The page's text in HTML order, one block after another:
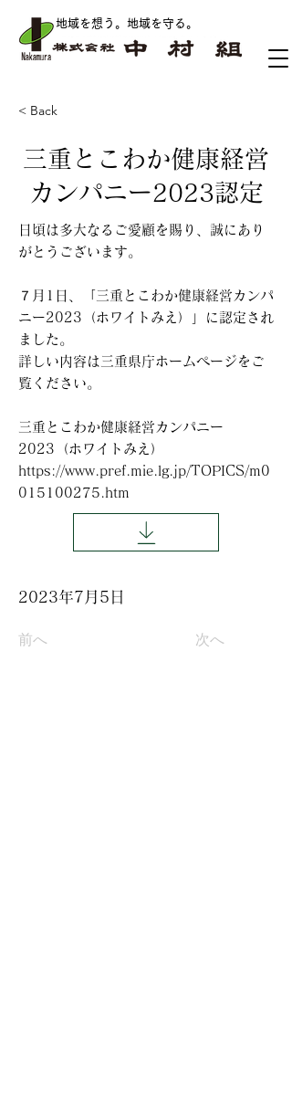
地域を想う。地域を守る 。
< Back
三重とこわか健康経営
カンパニー2023認定
日頃は多大なるご愛顧を賜り、誠にあり
がとうございます。
７月1日、「三重とこわか健康経営カンパ
ニー2023（ホワイトみえ）」に認定され
ました。
詳しい内容は三重県庁ホームページをご
覧ください。
三重とこわか健康経営カンパニー
2023（ホワイトみえ）
https://www.pref.mie.lg.jp/TOPICS/m0
015100275.htm
2023年7月5日
前へ 次へ